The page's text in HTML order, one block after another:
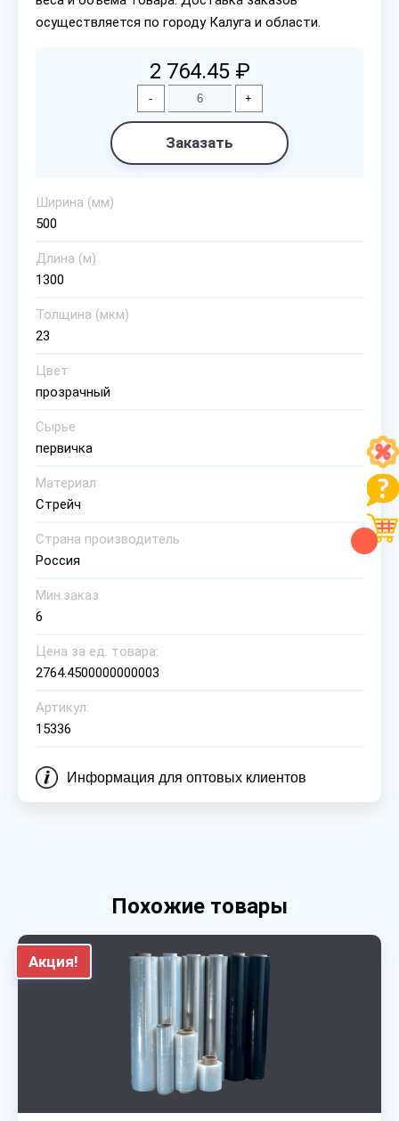
осуществляется по городу Калуга и области.
2 764.45 ₽
- +
Заказать
Ширина (мм)
500
Длина (м)
1300
Толщина (мкм)
23
Цвет
прозрачный
Сырье
первичка
Материал
Стрейч
Страна производитель
Россия
Мин.заказ
6
Цена за ед. товара:
2764.4500000000003
Артикул:
15336
Информация для оптовых клиентов
Похожие товары
Акция!